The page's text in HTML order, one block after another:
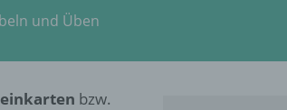
und Üben
bzw.